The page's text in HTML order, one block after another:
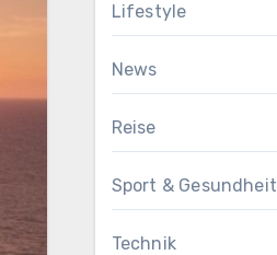
Lifestyle
News
Reise
Sport & Gesundheit
Technik